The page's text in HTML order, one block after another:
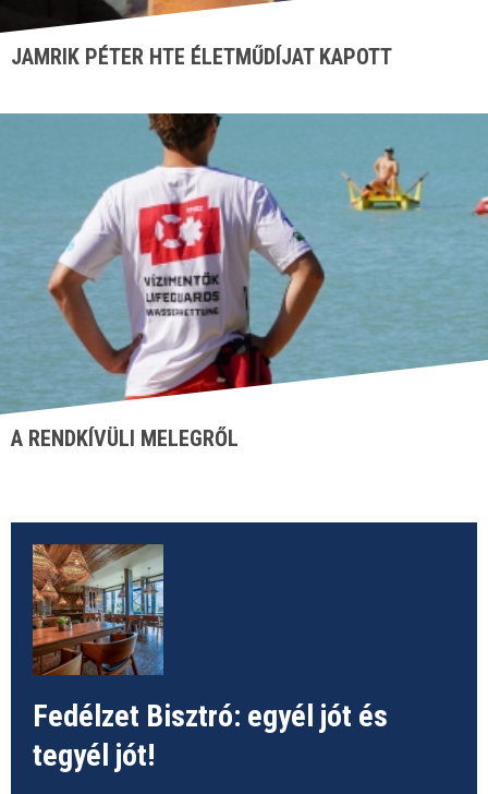
JAMRIK PÉTER HTE ÉLETMŰDÍJAT KAPOTT
A RENDKÍVÜLI MELEGRŐL
Fedélzet Bisztró: egyél jót és
tegyél jót!